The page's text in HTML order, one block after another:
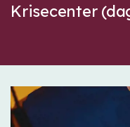
Krisecenter